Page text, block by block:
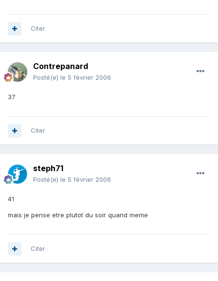
Citer
Contrepanard
Posté(e) le 5 février 2006
37
Citer
steph71
Posté(e) le 5 février 2006
41
mais je pense etre plutot du soir quand meme
Citer